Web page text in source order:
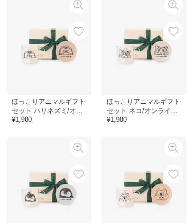
ほっこりアニマルギフト
セット ハリネズミ/オン
ラインストア限定
¥1,980
ほっこりアニマルギフト
セット ネコ/オンライン
ストア限定
¥1,980